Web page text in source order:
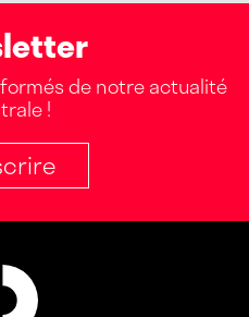
de notre actualité
!